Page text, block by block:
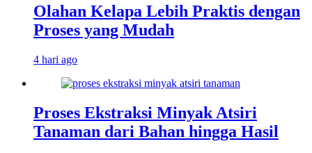
Olahan Kelapa Lebih Praktis dengan
Proses yang Mudah
4 hari ago
Proses Ekstraksi Minyak Atsiri
Tanaman dari Bahan hingga Hasil